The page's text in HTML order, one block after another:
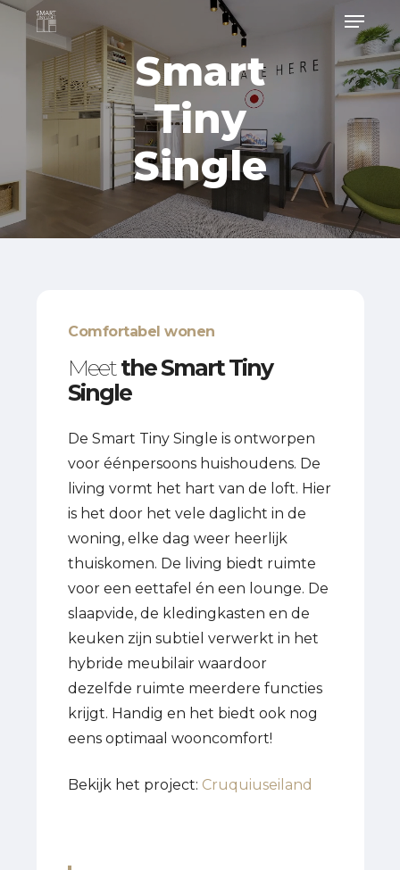
Skip
content
Menu
Smart
Tiny
Single
Comfortabel wonen
Meetthe Smart Tiny
Single
De Smart Tiny Single is ontworpen
voor éénpersoons huishoudens. De
living vormt het hart van de loft. Hier
is het door het vele daglicht in de
woning, elke dag weer heerlijk
thuiskomen. De living biedt ruimte
voor een eettafel én een lounge. De
slaapvide, de kledingkasten en de
keuken zijn subtiel verwerkt in het
hybride meubilair waardoor
dezelfde ruimte meerdere functies
krijgt. Handig en het biedt ook nog
eens optimaal wooncomfort!
Bekijk het project: Cruquiuseiland